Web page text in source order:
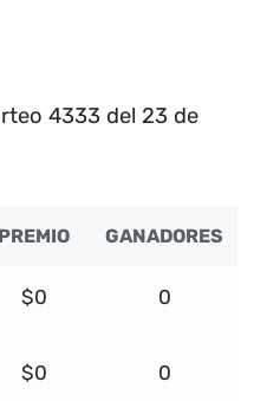
4333 del 23 de
PREMIO GANADORES
$0 0
$0 0